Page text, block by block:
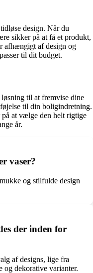
design. Når du
sikker på at få et produkt,
afhængigt af design og
til dit budget.
til at fremvise dine
til din boligindretning.
at vælge den helt rigtige
år.
vaser?
og stilfulde design
der inden for
af designs, lige fra
og dekorative varianter.